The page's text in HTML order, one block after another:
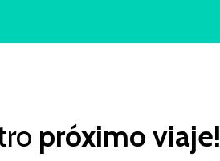
próximo viaje!